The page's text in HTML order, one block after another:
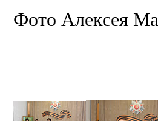
Фото Алексея